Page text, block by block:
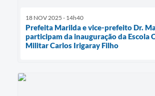
18 NOV 2025 - 14h40
Prefeita Marilda e vice-prefeito Dr.
participam da inauguração da Escola
Militar Carlos Irigaray Filho